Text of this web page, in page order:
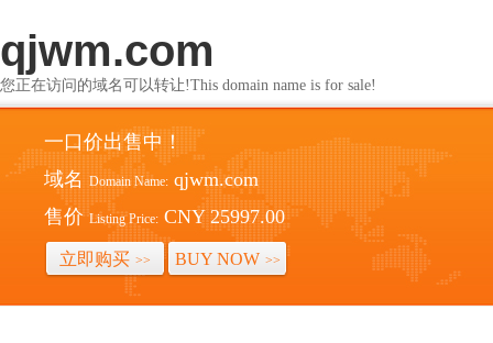
qjwm.com
您正在访问的域名可以转让!This domain name is for sale!
一口价出售中！
域名 Domain Name: qjwm.com
售价 Listing Price: CNY 25997.00
立即购买 >> BUY NOW >>